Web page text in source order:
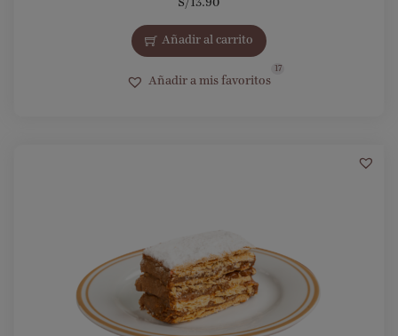
S/13.90
Añadir al carrito
Añadir a mis favoritos
17